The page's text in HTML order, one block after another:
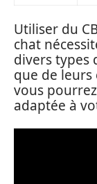
Utiliser du
chat
divers types
que de leurs
vous
adaptée à